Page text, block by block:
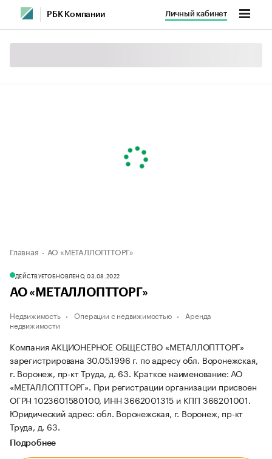
РБК Компании Личный кабинет
Главная АО «МЕТАЛЛОПТТОРГ»
ДЕЙСТВУЕТОБНОВЛЕНО, 03.08.2022
АО «МЕТАЛЛОПТТОРГ»
Недвижимость Операции с недвижимостью
Аренда
недвижимости
Компания АКЦИОНЕРНОЕ ОБЩЕСТВО «МЕТАЛЛОПТТОРГ»
зарегистрирована 30.05.1996 г. по адресу обл. Воронежская,
г. Воронеж, пр-кт Труда, д. 63. Краткое наименование: АО
«МЕТАЛЛОПТТОРГ». При регистрации организации присвоен
ОГРН 1023601580100, ИНН 3662001315 и КПП 366201001.
Юридический адрес: обл. Воронежская, г. Воронеж, пр-кт
Труда, д. 63.
Подробнее